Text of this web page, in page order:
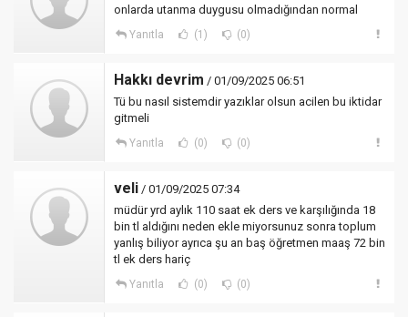
onlarda utanma duygusu olmadığından normal
Yanıtla (1) (0)
Hakkı devrim / 01/09/2025 06:51
Tü bu nasıl sistemdir yazıklar olsun acilen bu iktidar
gitmeli
Yanıtla (0) (0)
veli / 01/09/2025 07:34
müdür yrd aylık 110 saat ek ders ve karşılığında 18
bin tl aldığını neden ekle miyorsunuz sonra toplum
yanlış biliyor ayrıca şu an baş öğretmen maaş 72 bin
tl ek ders hariç
Yanıtla (0) (0)